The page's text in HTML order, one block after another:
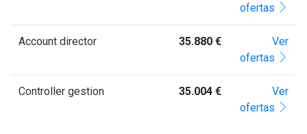
ofertas
Account director 35.880 €
Ver
ofertas
Controller gestion 35.004 €
Ver
ofertas